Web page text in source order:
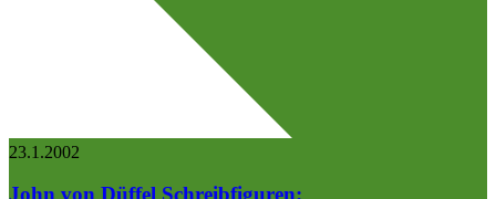
23.1.2002